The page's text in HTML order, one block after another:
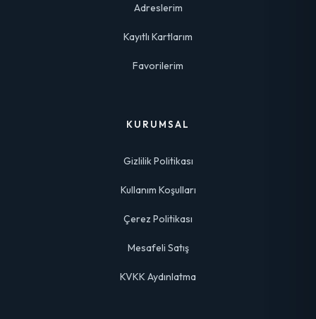
Adreslerim
Kayıtlı Kartlarım
Favorilerim
KURUMSAL
Gizlilik Politikası
Kullanım Koşulları
Çerez Politikası
Mesafeli Satış
KVKK Aydınlatma